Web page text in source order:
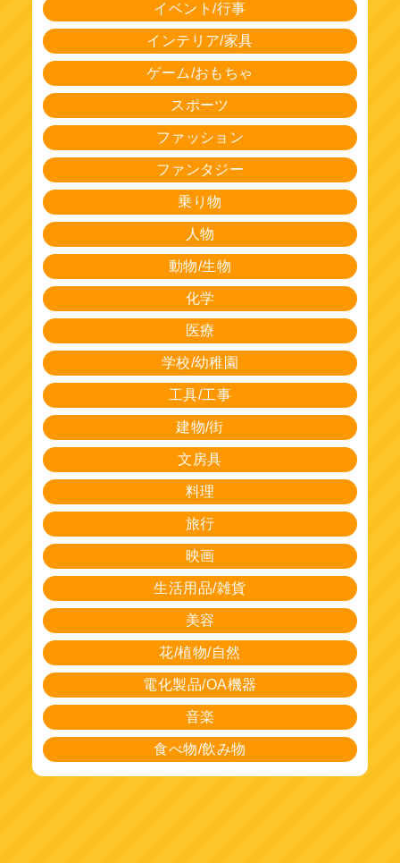
イベント/行事
インテリア/家具
ゲーム/おもちゃ
スポーツ
ファッション
ファンタジー
乗り物
人物
動物/生物
化学
医療
学校/幼稚園
工具/工事
建物/街
文房具
料理
旅行
映画
生活用品/雑貨
美容
花/植物/自然
電化製品/OA機器
音楽
食べ物/飲み物